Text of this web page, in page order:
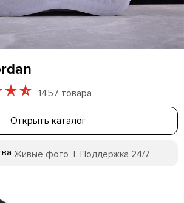
1457 товара
Открыть каталог
Живые фото | Поддержка 24/7